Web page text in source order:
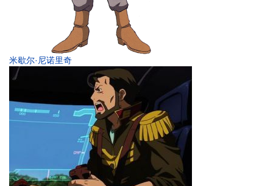
米歇尔·尼诺里奇